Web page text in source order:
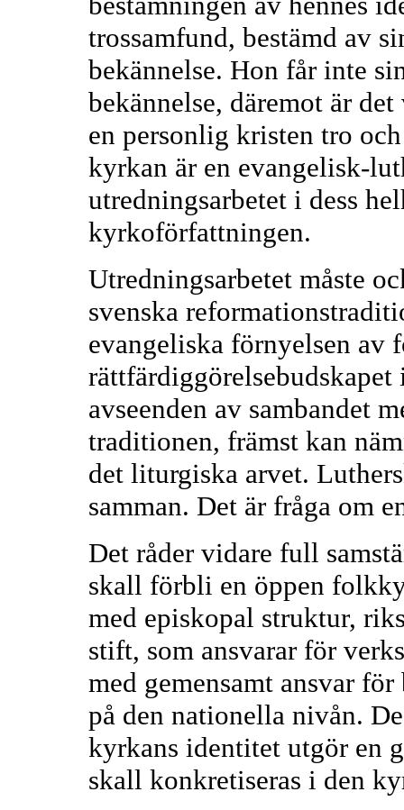
trossamfund, bestämd av
bekännelse. Hon får inte
bekännelse, däremot är
en personlig kristen tro
kyrkan är en evangelisk-
utredningsarbetet i dess
kyrkoförfattningen.
Utredningsarbetet måste
svenska
evangeliska förnyelsen av
avseenden av sambandet
traditionen, främst kan
det liturgiska arvet.
samman. Det är fråga om
Det råder vidare full
skall förbli en öppen
med episkopal struktur,
stift, som ansvarar för
med gemensamt ansvar
på den nationella nivån.
kyrkans identitet utgör en
skall konkretiseras i den